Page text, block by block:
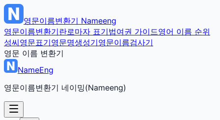
영문이름변환기 Nameeng
영문이름변환기란로마자 표기법여권 가이드영어 이름 순위
성씨영문표기영문명생성기영문이름검사기
영문 이름 변환기
NameEng
영문이름변환기 네이밍(Nameeng)